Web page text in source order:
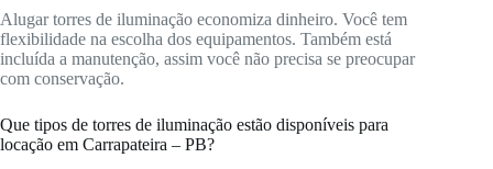
Alugar torres de iluminação economiza dinheiro. Você tem
flexibilidade na escolha dos equipamentos. Também está
incluída a manutenção, assim você não precisa se preocupar
com conservação.
Que tipos de torres de iluminação estão disponíveis para
locação em Carrapateira – PB?